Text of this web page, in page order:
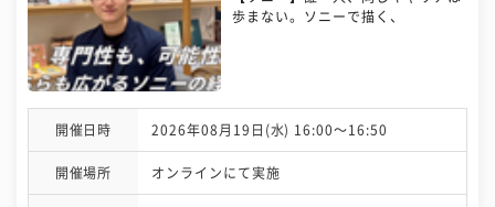
歩まない。ソニーで描く、
開催日時 2026年08月19日(水) 16:00〜16:50
開催場所 オンラインにて実施